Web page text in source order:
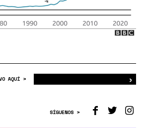
AQUÍ > ›
SÍGUENOS >